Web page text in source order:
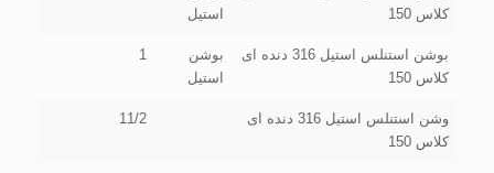
کلاس 150
استیل
بوشن استنلس استیل 316 دنده ای
کلاس 150
بوشن
استیل
1
وشن استنلس استیل 316 دنده ای
کلاس 150
11/2